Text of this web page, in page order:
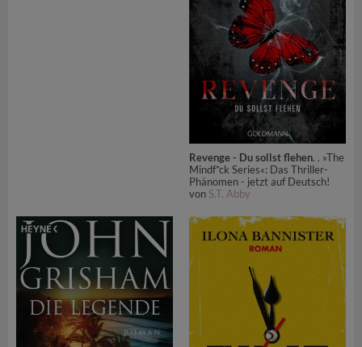
Revenge - Du sollst flehen. . »The
Mindf*ck Series«: Das Thriller-
Phänomen - jetzt auf Deutsch!
von S.T. Abby